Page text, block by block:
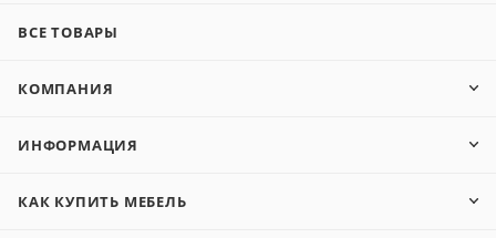
ВСЕ ТОВАРЫ
КОМПАНИЯ
ИНФОРМАЦИЯ
КАК КУПИТЬ МЕБЕЛЬ